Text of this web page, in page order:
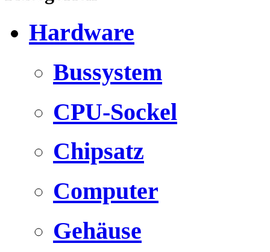
Hardware
Bussystem
CPU-Sockel
Chipsatz
Computer
Gehäuse